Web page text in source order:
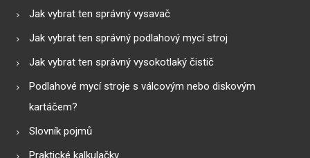
Jak vybrat ten správný vysavač
Jak vybrat ten správný podlahový mycí stroj
Jak vybrat ten správný vysokotlaký čistič
Podlahové mycí stroje s válcovým nebo diskovým
kartáčem?
Slovník pojmů